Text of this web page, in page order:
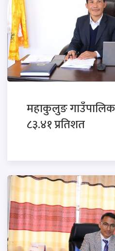
महाकुलुङ
८३.४१ प्रतिशत